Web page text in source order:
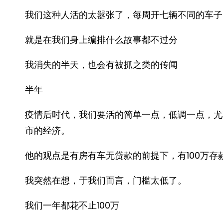
我们这种人活的太嚣张了，每周开七辆不同的车
就是在我们身上编排什么故事都不过分
我消失的半天，也会有被抓之类的传闻
半年
疫情后时代，我们要活的简单一点，低调一点，
市的经济。
他的观点是有房有车无贷款的前提下，有100万存
我突然在想，于我们而言，门槛太低了。
我们一年都花不止100万